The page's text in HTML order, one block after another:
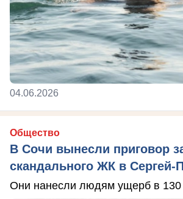
04.06.2026
Общество
В Сочи вынесли приговор
скандального ЖК в Сергей-
Они нанесли людям ущерб в